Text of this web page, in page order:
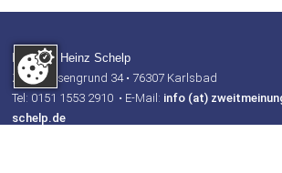
Dr. med. Heinz Schelp
Zum Wiesengrund 34 • 76307 Karlsbad
Tel: 0151 1553 2910 • E-Mail: info (at)
schelp.de